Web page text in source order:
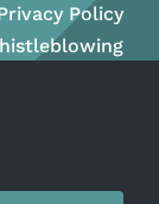
Policy